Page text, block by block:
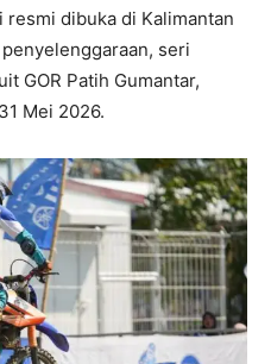
dibuka di Kalimantan
seri
GOR Patih Gumantar,
Mei 2026.